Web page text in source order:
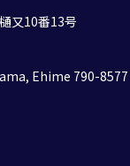
又10番13号
Ehime 790-8577